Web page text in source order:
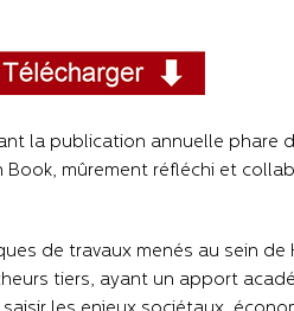
la publication annuelle phare
Book, mûrement réfléchi et
de travaux menés au sein de
tiers, ayant un apport